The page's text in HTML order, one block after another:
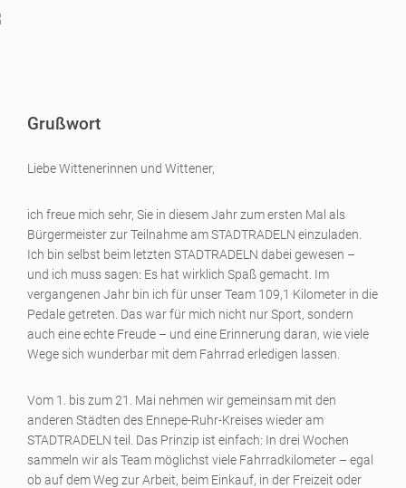
Grußwort
Liebe Wittenerinnen und Wittener,
ich freue mich sehr, Sie in diesem Jahr zum ersten Mal als
Bürgermeister zur Teilnahme am STADTRADELN einzuladen.
Ich bin selbst beim letzten STADTRADELN dabei gewesen –
und ich muss sagen: Es hat wirklich Spaß gemacht. Im
vergangenen Jahr bin ich für unser Team 109,1 Kilometer in die
Pedale getreten. Das war für mich nicht nur Sport, sondern
auch eine echte Freude – und eine Erinnerung daran, wie viele
Wege sich wunderbar mit dem Fahrrad erledigen lassen.
Vom 1. bis zum 21. Mai nehmen wir gemeinsam mit den
anderen Städten des Ennepe-Ruhr-Kreises wieder am
STADTRADELN teil. Das Prinzip ist einfach: In drei Wochen
sammeln wir als Team möglichst viele Fahrradkilometer – egal
ob auf dem Weg zur Arbeit, beim Einkauf, in der Freizeit oder